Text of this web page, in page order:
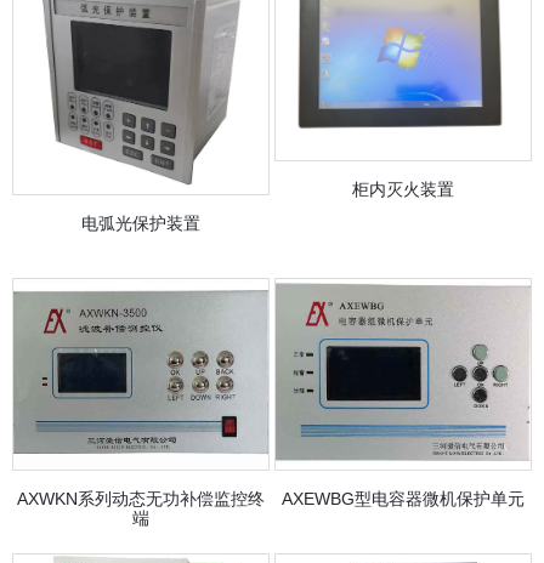
电弧光保护装置
柜内灭火装置
AXWKN系列动态无功补偿监控终
端
AXEWBG型电容器微机保护单元